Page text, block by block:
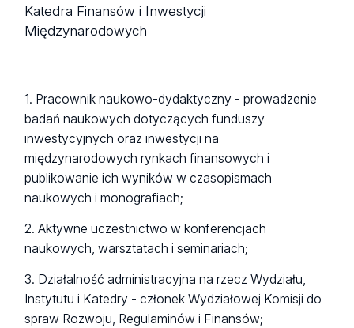
Katedra Finansów i Inwestycji
Międzynarodowych
1. Pracownik naukowo-dydaktyczny - prowadzenie
badań naukowych dotyczących funduszy
inwestycyjnych oraz inwestycji na
międzynarodowych rynkach finansowych i
publikowanie ich wyników w czasopismach
naukowych i monografiach;
2. Aktywne uczestnictwo w konferencjach
naukowych, warsztatach i seminariach;
3. Działalność administracyjna na rzecz Wydziału,
Instytutu i Katedry - członek Wydziałowej Komisji do
spraw Rozwoju, Regulaminów i Finansów;